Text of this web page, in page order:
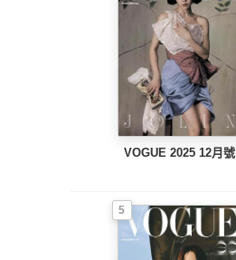
VOGUE 2025 12月號
5